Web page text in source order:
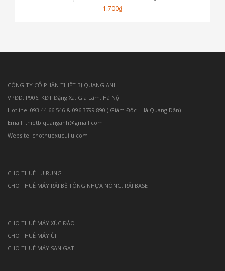
1.700₫
CÔNG TY CỔ PHẦN THIẾT BỊ QUANG ANH
VPĐD: P906, KĐT Đặng Xá, Gia Lâm, Hà Nội
Hotline: 093 44 66 546 & 096 3799 890 ( Giám Đốc : Hà Quang Dần)
Email: thietbiquanganh@gmail.com
Website: chothuexucuilu.com
CHO THUÊ LU RUNG
CHO THUÊ MÁY RẢI BÊ TÔNG NHỰA NÓNG, RẢI BASE
CHO THUÊ MÁY XÚC ĐÀO
CHO THUÊ MÁY ỦI
CHO THUÊ MÁY SAN GẠT